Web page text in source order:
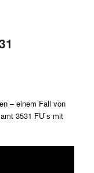
– einem Fall von
3531 FU`s mit